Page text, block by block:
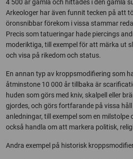
4 500 år gamla och hittades i den gamla
Arkeologer har även funnit tecken på att
öronsnibbar förekom i vissa stammar
Precis som tatueringar hade piercings
moderiktiga, till exempel för att märka ut
och visa på rikedom och status.
En annan typ av kroppsmodifiering som
åtminstone 10 000 år tillbaka är
huden som görs med kniv, skalpell eller
gjordes, och görs fortfarande på vissa håll
anledningar, till exempel som en milstolpe
också handla om att markera politisk,
Andra exempel på historisk